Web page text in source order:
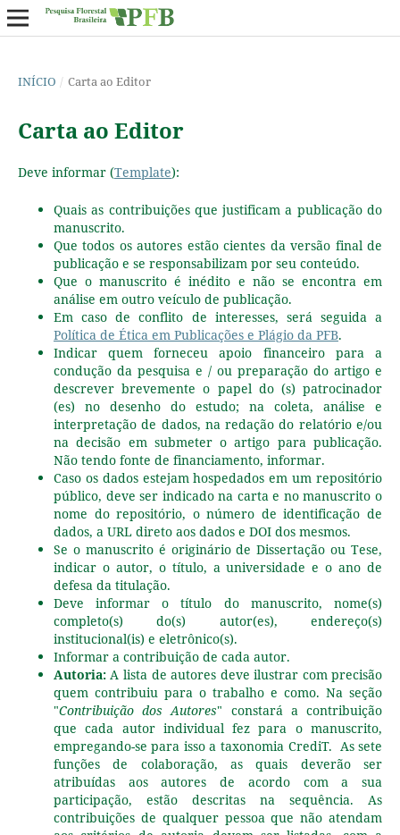
INÍCIO / Carta ao Editor
Carta ao Editor
Deve informar (Template):
Quais as contribuições que justificam a publicação do
manuscrito.
Que todos os autores estão cientes da versão final de
publicação e se responsabilizam por seu conteúdo.
Que o manuscrito é inédito e não se encontra em
análise em outro veículo de publicação.
Em caso de conflito de interesses, será seguida a
Política de Ética em Publicações e Plágio da PFB.
Indicar quem forneceu apoio financeiro para a
condução da pesquisa e / ou preparação do artigo e
descrever brevemente o papel do (s) patrocinador
(es) no desenho do estudo; na coleta, análise e
interpretação de dados, na redação do relatório e/ou
na decisão em submeter o artigo para publicação.
Não tendo fonte de financiamento, informar.
Caso os dados estejam hospedados em um repositório
público, deve ser indicado na carta e no manuscrito o
nome do repositório, o número de identificação de
dados, a URL direto aos dados e DOI dos mesmos.
Se o manuscrito é originário de Dissertação ou Tese,
indicar o autor, o título, a universidade e o ano de
defesa da titulação.
Deve informar o título do manuscrito, nome(s)
completo(s) do(s) autor(es), endereço(s)
institucional(is) e eletrônico(s).
Informar a contribuição de cada autor.
Autoria:A lista de autores deve ilustrar com precisão
quem contribuiu para o trabalho e como. Na seção
"Contribuição dos Autores" constará a contribuição
que cada autor individual fez para o manuscrito,
empregando-se para isso a taxonomia CrediT. As sete
funções de colaboração, as quais deverão ser
atribuídas aos autores de acordo com a sua
participação, estão descritas na sequência. As
contribuições de qualquer pessoa que não atendam